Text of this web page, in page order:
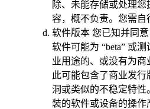
除、未能存储或处理
容，概不负责。您需自
软件版本 您已知并同
软件可能为 “beta” 或
业用途的、或没有为商
此可能包含了商业发
洞或类似的不稳定特性
装的软件或设备的操作